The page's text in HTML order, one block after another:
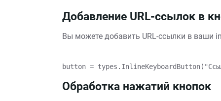
Добавление URL-ссылок в
Вы можете добавить URL-ссылки в ваши
Обработка нажатий кнопок